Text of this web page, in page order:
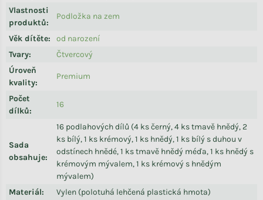
Vlastnosti
produktů:
Podložka na zem
Věk dítěte:
od narození
Tvary:
Čtvercový
Úroveň
kvality:
Premium
Počet
dílků:
16
Sada
obsahuje:
16 podlahových dílů (4 ks černý, 4 ks tmavě hnědý, 2
ks bílý, 1 ks krémový, 1 ks hnědý, 1 ks bílý s duhou v
odstínech hnědé, 1 ks tmavě hnědý méďa, 1 ks hnědý s
krémovým mývalem, 1 ks krémový s hnědým
mývalem)
Materiál:
Vylen (polotuhá lehčená plastická hmota)